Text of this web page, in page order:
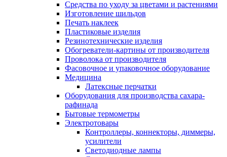
Средства по уходу за цветами и растениями
Изготовление шильдов
Печать наклеек
Пластиковые изделия
Резинотехнические изделия
Обогреватели-картины от производителя
Проволока от производителя
Фасовочное и упаковочное оборудование
Медицина
Латексные перчатки
Оборудования для производства сахара-
рафинада
Бытовые термометры
Электротовары
Контроллеры, коннекторы, диммеры,
усилители
Светодиодные лампы